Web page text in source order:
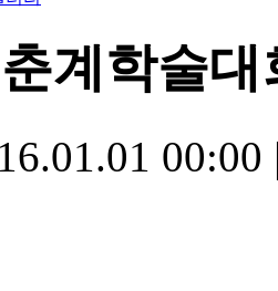
계학술
00:00